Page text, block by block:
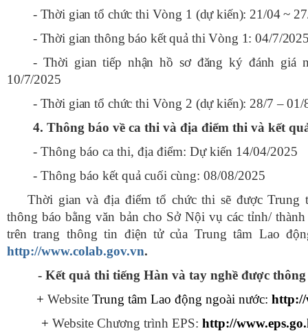
- Thời gian tổ chức thi Vòng 1 (dự kiến): 21/04 ~
- Thời gian thông báo kết quả thi Vòng 1: 04/7/
- Thời gian tiếp nhận hồ sơ đăng ký đánh giá
10/7/2025
- Thời gian tổ chức thi Vòng 2 (dự kiến): 28/7 – 01/
4. Thông báo về ca thi và địa điểm thi và kết
- Thông báo ca thi, địa điểm: Dự kiến 14/04/2025
- Thông báo kết quả cuối cùng: 08/08/2025
Thời gian và địa điểm tổ chức thi sẽ được Trung
thông báo bằng văn bản cho Sở Nội vụ các tỉnh/
trên trang thông tin điện tử của Trung tâm Lao
http://www.colab.gov.vn.
- Kết quả thi tiếng Hàn và tay nghề được thông
+ WebsiteTrung tâm Lao động ngoài nước: http://
+ Website Chương trình EPS: http://